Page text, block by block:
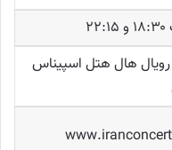
رویال هال هتل اسپیناس